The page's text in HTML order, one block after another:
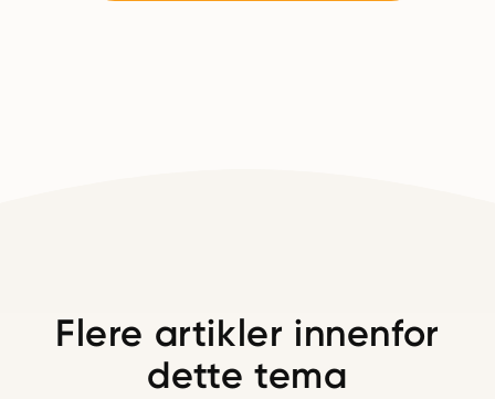
Flere artikler innenfor
dette tema